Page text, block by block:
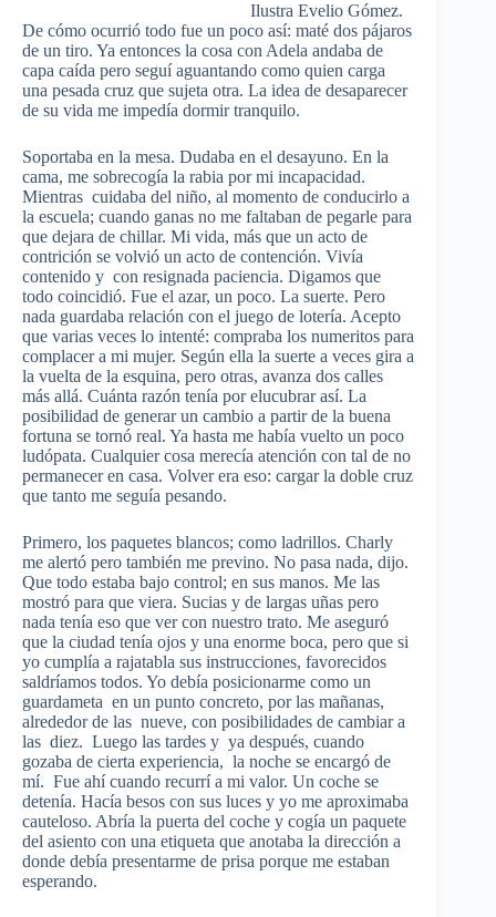
Ilustra Evelio Gómez.
De cómo ocurrió todo fue un poco así: maté dos pájaros
de un tiro. Ya entonces la cosa con Adela andaba de
capa caída pero seguí aguantando como quien carga
una pesada cruz que sujeta otra. La idea de desaparecer
de su vida me impedía dormir tranquilo.
Soportaba en la mesa. Dudaba en el desayuno. En la
cama, me sobrecogía la rabia por mi incapacidad.
Mientras cuidaba del niño, al momento de conducirlo a
la escuela; cuando ganas no me faltaban de pegarle para
que dejara de chillar. Mi vida, más que un acto de
contrición se volvió un acto de contención. Vivía
contenido y con resignada paciencia. Digamos que
todo coincidió. Fue el azar, un poco. La suerte. Pero
nada guardaba relación con el juego de lotería. Acepto
que varias veces lo intenté: compraba los numeritos para
complacer a mi mujer. Según ella la suerte a veces gira a
la vuelta de la esquina, pero otras, avanza dos calles
más allá. Cuánta razón tenía por elucubrar así. La
posibilidad de generar un cambio a partir de la buena
fortuna se tornó real. Ya hasta me había vuelto un poco
ludópata. Cualquier cosa merecía atención con tal de no
permanecer en casa. Volver era eso: cargar la doble cruz
que tanto me seguía pesando.
Primero, los paquetes blancos; como ladrillos. Charly
me alertó pero también me previno. No pasa nada, dijo.
Que todo estaba bajo control; en sus manos. Me las
mostró para que viera. Sucias y de largas uñas pero
nada tenía eso que ver con nuestro trato. Me aseguró
que la ciudad tenía ojos y una enorme boca, pero que si
yo cumplía a rajatabla sus instrucciones, favorecidos
saldríamos todos. Yo debía posicionarme como un
guardameta en un punto concreto, por las mañanas,
alrededor de las nueve, con posibilidades de cambiar a
las diez. Luego las tardes y ya después, cuando
gozaba de cierta experiencia, la noche se encargó de
mí. Fue ahí cuando recurrí a mi valor. Un coche se
detenía. Hacía besos con sus luces y yo me aproximaba
cauteloso. Abría la puerta del coche y cogía un paquete
del asiento con una etiqueta que anotaba la dirección a
donde debía presentarme de prisa porque me estaban
esperando.